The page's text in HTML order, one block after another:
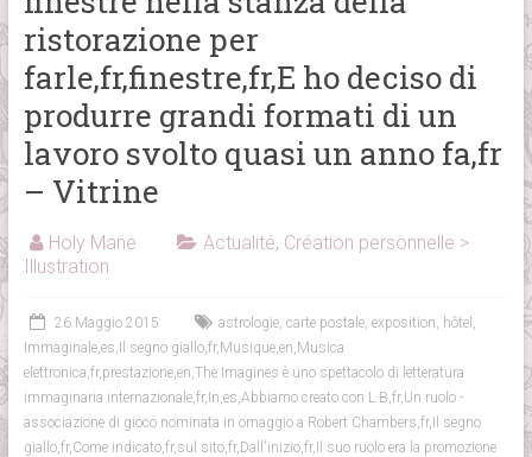
ristorazione per
farle,fr,finestre,fr,E ho deciso di
produrre grandi formati di un
lavoro svolto quasi un anno fa,fr
– Vitrine
Holy Mane Actualité, Création personnelle >
Illustration
26 Maggio 2015 astrologie, carte postale, exposition, hôtel ,
Immaginale,es,Il segno giallo,fr,Musique,en,Musica
elettronica,fr,prestazione,en,The Imagines è uno spettacolo di letteratura
immaginaria internazionale,fr,In,es,Abbiamo creato con L.B,fr,Un ruolo -
associazione di gioco nominata in omaggio a Robert Chambers,fr,Il segno
giallo,fr,Come indicato,fr,sul sito,fr,Dall'inizio,fr,Il suo ruolo era la promozione